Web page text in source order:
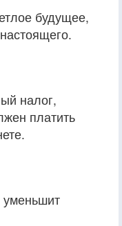
будущее,
налог,
платить
уменьшит